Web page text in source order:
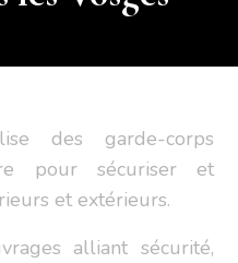
des garde-corps
pour sécuriser et
et extérieurs.
alliant sécurité,